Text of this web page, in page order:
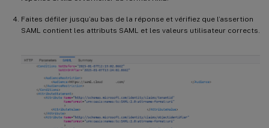
Faites défiler jusqu’au bas de la réponse et vérifiez que l’assertion
SAML contient les attributs SAML et les valeurs utilisateur corrects.